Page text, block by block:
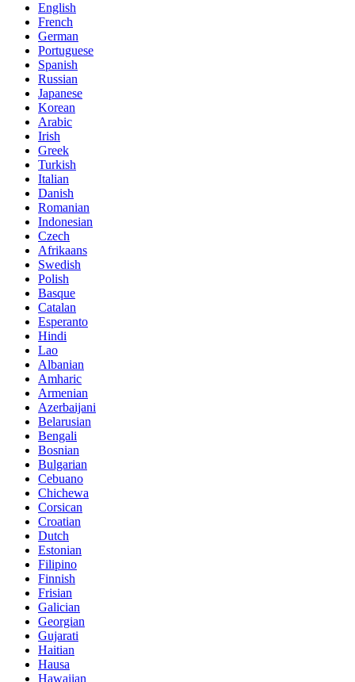
English
French
German
Portuguese
Spanish
Russian
Japanese
Korean
Arabic
Irish
Greek
Turkish
Italian
Danish
Romanian
Indonesian
Czech
Afrikaans
Swedish
Polish
Basque
Catalan
Esperanto
Hindi
Lao
Albanian
Amharic
Armenian
Azerbaijani
Belarusian
Bengali
Bosnian
Bulgarian
Cebuano
Chichewa
Corsican
Croatian
Dutch
Estonian
Filipino
Finnish
Frisian
Galician
Georgian
Gujarati
Haitian
Hausa
Hawaiian